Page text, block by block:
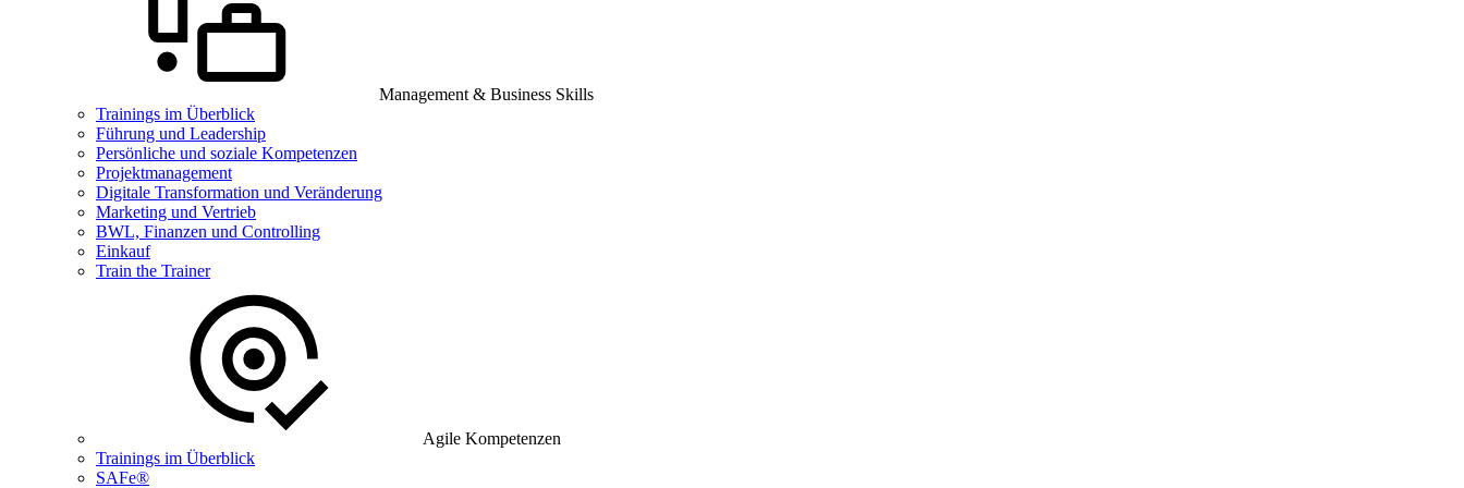
Management & Business Skills
Trainings im Überblick
Führung und Leadership
Persönliche und soziale Kompetenzen
Projektmanagement
Digitale Transformation und Veränderung
Marketing und Vertrieb
BWL, Finanzen und Controlling
Einkauf
Train the Trainer
Agile Kompetenzen
Trainings im Überblick
SAFe®